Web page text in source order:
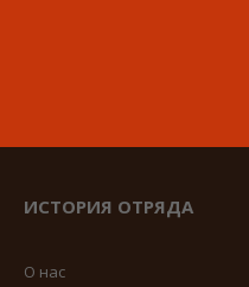
ИСТОРИЯ ОТРЯДА
О нас